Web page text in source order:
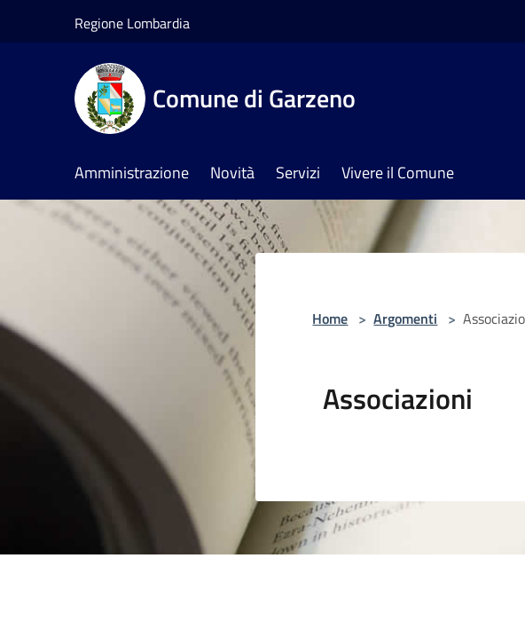
Regione Lombardia
Comune di Garzeno
Amministrazione Novità Servizi Vivere il Comune
Home > Argomenti >
Associazioni